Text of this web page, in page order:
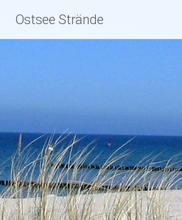
InhaltOstsee Strände